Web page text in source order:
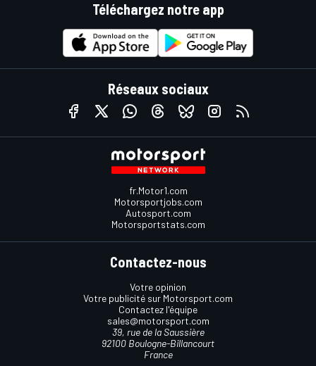
Téléchargez notre app
Réseaux sociaux
fr.Motor1.com
Motorsportjobs.com
Autosport.com
Motorsportstats.com
Contactez-nous
Votre opinion
Votre publicité sur Motorsport.com
Contactez l'équipe
sales@motorsport.com
39, rue de la Saussière
92100 Boulogne-Billancourt
France